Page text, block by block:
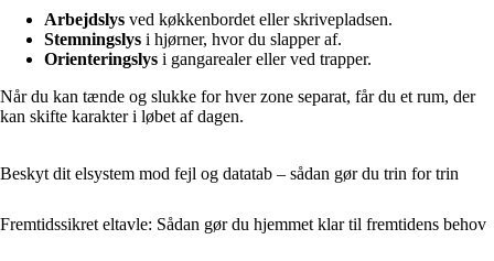
Arbejdslys ved køkkenbordet eller skrivepladsen.
Stemningslys i hjørner, hvor du slapper af.
Orienteringslys i gangarealer eller ved trapper.
Når du kan tænde og slukke for hver zone separat, får du et rum, der
kan skifte karakter i løbet af dagen.
Beskyt dit elsystem mod fejl og datatab – sådan gør du trin for trin
Fremtidssikret eltavle: Sådan gør du hjemmet klar til fremtidens behov